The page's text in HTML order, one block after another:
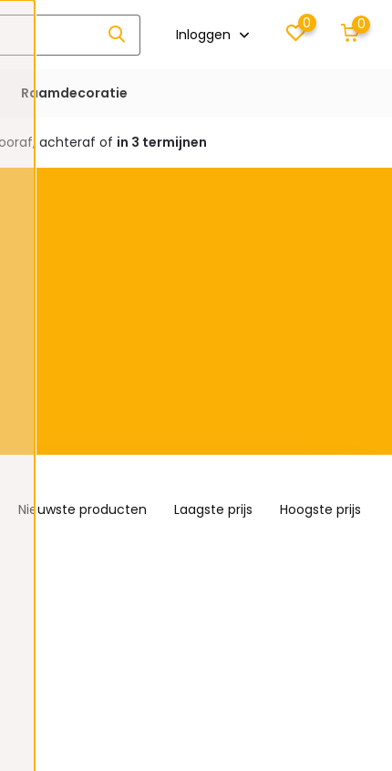
Inloggen
0 0
Raamdecoratie
achteraf of in 3 termijnen
Nieuwste producten Laagste prijs Hoogste prijs